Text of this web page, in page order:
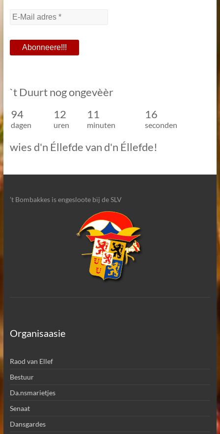
`t Duurt nog ongevèèr
94
12 11 16
dagen uren minuten seconden
wies d'n Éllefde van d'n Éllefde!
’t Bombakkes is engesloote bïj de SLV
Organisaasie
Raod van Ellef
Bestuur
Da.nsmarietjes
Senaat
Dansgardes